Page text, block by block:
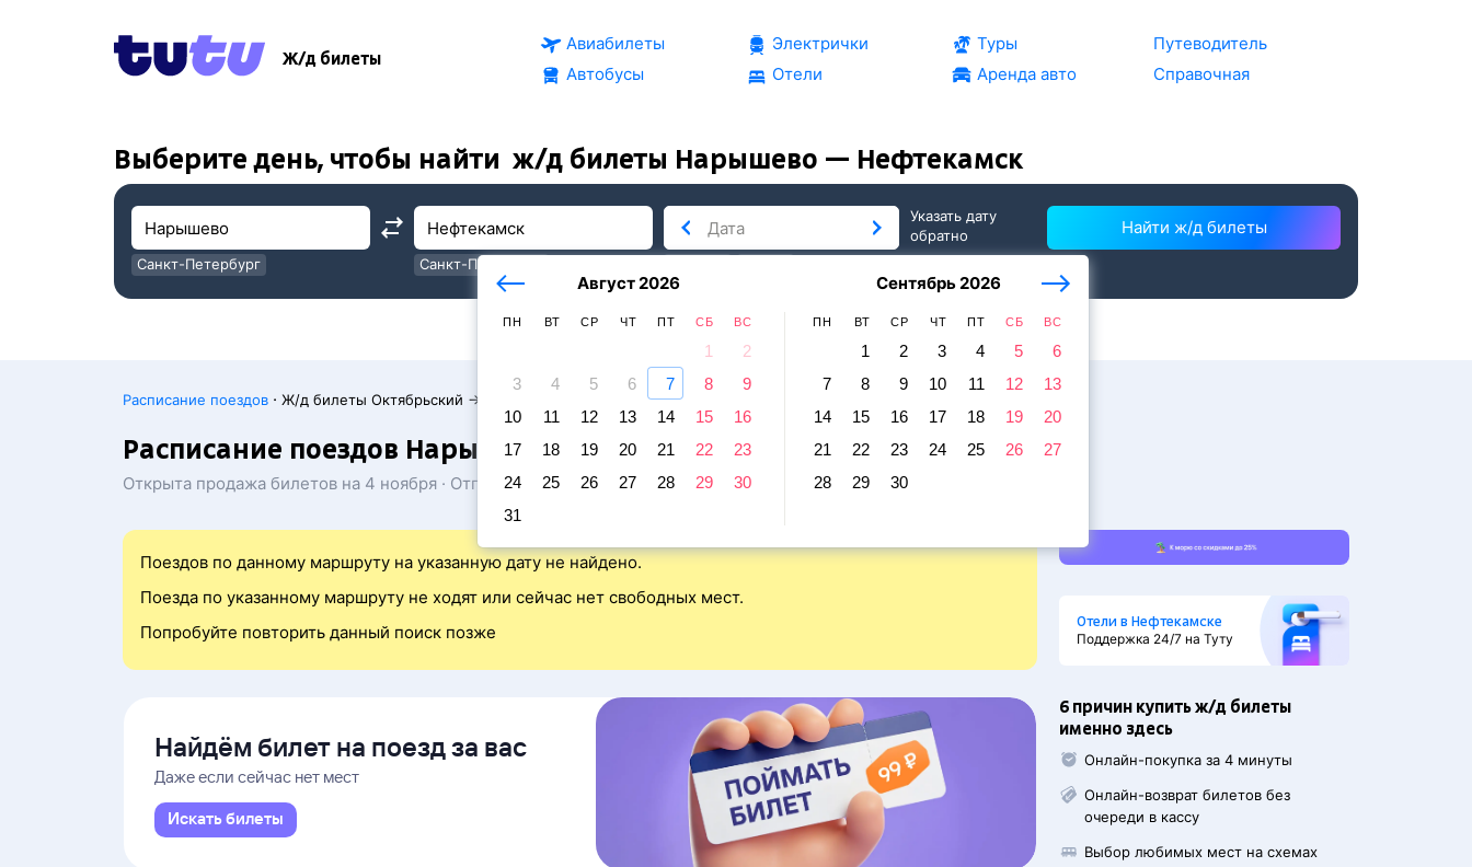
Ж/д билеты
Авиабилеты
Автобусы
Электрички
Отели
Туры
Аренда авто
Путеводитель
Справочная
Выберите день, чтобы найти ж/д билеты Нарышево — Нефтекамск
Санкт-Петербург
Санкт-Петербург
Август 2026
ПН ВТ СР ЧТ ПТ СБ ВС
1
2
3
4 5 6 7 8
9
10
11 12 13 14 15
16
17
18 19 20 21 22
23
24
25 26 27 28 29
30
31
Сентябрь 2026
ПН ВТ СР ЧТ ПТ СБ ВС
1 2 3 4 5
6
7
8 9 10 11 12
13
14
15 16 17 18 19
20
21
22 23 24 25 26
27
28
29 30
послезавтра
Указать дату
обратно
Найти ж/д билеты
Расписание поездов · Ж/д билеты Октябрьский → Нефтекамск
Расписание поездов Нарышево — Нефтекамск
Открыта продажа билетов на 4 ноября · Отправление и прибытие по местному времени. Цены за 1 пассажира
Поездов по данному маршруту на указанную дату не найдено.
Поезда по указанному маршруту не ходят или сейчас нет свободных мест.
Попробуйте повторить данный поиск позже
Найдём билет на поезд за вас
Даже если сейчас нет мест
Искать билеты
Отели в Нефтекамске
Поддержка 24/7 на Туту
6 причин купить ж/д билеты
именно здесь
Онлайн-покупка за 4 минуты
Онлайн-возврат билетов без
очереди в кассу
Выбор любимых мест на схемах